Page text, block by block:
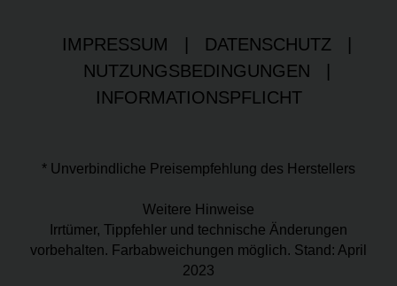
IMPRESSUM DATENSCHUTZ
NUTZUNGSBEDINGUNGEN
INFORMATIONSPFLICHT
* Unverbindliche Preisempfehlung des Herstellers
Weitere Hinweise
Irrtümer, Tippfehler und technische Änderungen
vorbehalten. Farbabweichungen möglich. Stand: April
2023